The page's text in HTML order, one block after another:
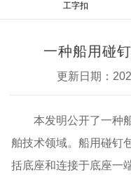
工字扣
一种船用碰
更新日期：
本发明公开了一种船
舶技术领域。船用碰钉
括底座和连接于底座一